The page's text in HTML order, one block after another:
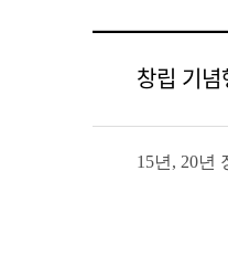
창립 기념
15년, 20년